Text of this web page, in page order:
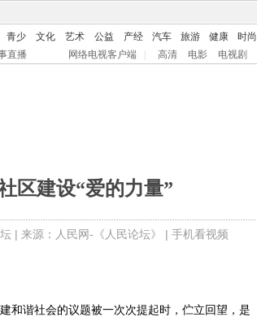
青少 文化 艺术 公益 产经 汽车 旅游 健康 时尚
直播 网络电视客户端 高清 电影 电视剧
区建设“爱的力量”
| 来源：人民网-《人民论坛》 | 手机看视频
谐社会的议题被一次次提起时，伫立回望，是